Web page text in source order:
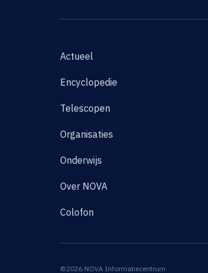
Actueel
Encyclopedie
Telescopen
Organisaties
Onderwijs
Over NOVA
Colofon
©2026 NOVA Informatiecentrum